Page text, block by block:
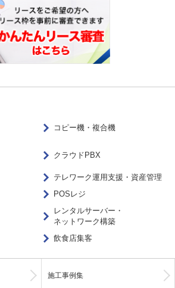
コピー機・複合機
クラウドPBX
テレワーク運用支援・資産管理
POSレジ
レンタルサーバー・
ネットワーク構築
飲食店集客
施工事例集